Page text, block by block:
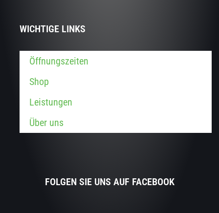
WICHTIGE LINKS
Öffnungszeiten
Shop
Leistungen
Über uns
FOLGEN SIE UNS AUF FACEBOOK